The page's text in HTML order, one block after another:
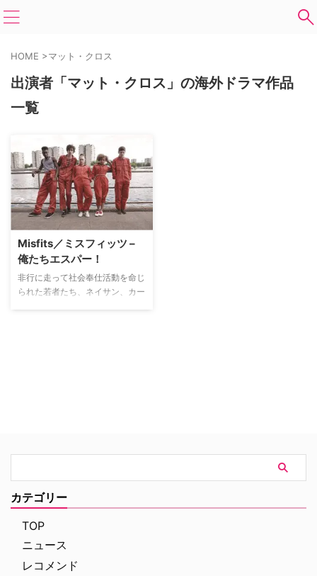
HOME >マット・クロス
出演者「マット・クロス」の海外ドラマ作品
一覧
Misfits／ミスフィッツ –
俺たちエスパー！
非行に走って社会奉仕活動を命じ
られた若者たち、ネイサン、カー
カテゴリー
TOP
ニュース
レコメンド